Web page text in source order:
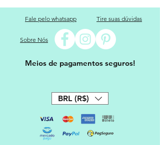
Fale pelo whatsapp Tire suas dúvidas
Sobre Nós
Meios de pagamentos seguros!
BRL (R$)